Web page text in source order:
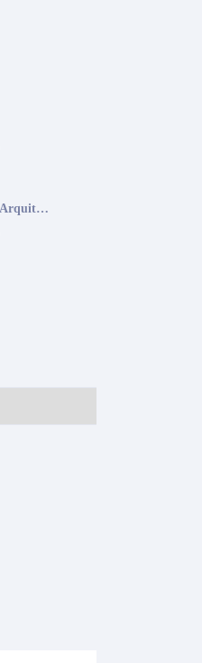
Toño Vázquez Rosales, Arquitecto